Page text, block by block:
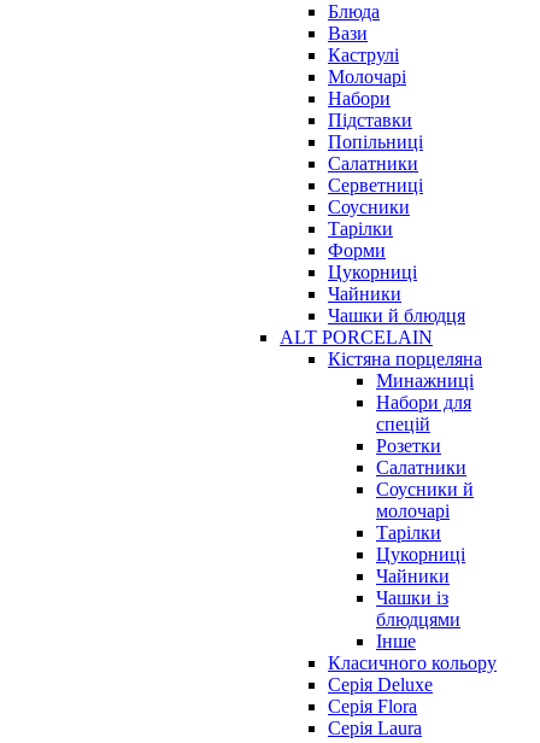
Блюда
Вази
Каструлі
Молочарі
Набори
Підставки
Попільниці
Салатники
Серветниці
Соусники
Тарілки
Форми
Цукорниці
Чайники
Чашки й блюдця
ALT PORCELAIN
Кістяна порцеляна
Минажниці
Набори для
спецій
Розетки
Салатники
Соусники й
молочарі
Тарілки
Цукорниці
Чайники
Чашки із
блюдцями
Інше
Класичного кольору
Серія Deluxe
Серія Flora
Серія Laura